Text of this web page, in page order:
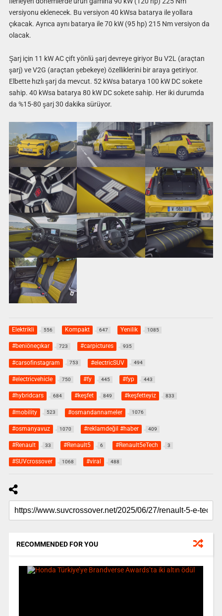
versiyonu eklenecek. Bu versiyon 40 kWsa batarya ile yollara
çıkacak. Ayrıca aynı batarya ile 70 kW (95 hp) 215 Nm versiyon da
olacak.
Şarj için 11 kW AC çift yönlü şarj devreye giriyor Bu V2L (araçtan
şarj) ve V2G (araçtan şebekeye) özelliklerini bir araya getiriyor.
Elbette hızlı şarj da mevcut. 52 kWsa batarya 100 kW DC sokete
sahip. 40 kWsa batarya 80 kW DC sokete sahip. Her iki durumda
da %15-80 şarj 30 dakika sürüyor.
Elektrikli 556 Kompakt 647 Yenilik 1085
#beniöneçıkar 723 #carpictures 935
#carsofinstagram 753 #electricSUV 494
#electricvehicle 750 #fy 445 #fyp 443
#hybridcars 684 #keşfet 849 #keşfetteyiz 833
#mobility 523 #osmandannameler 1076
#osmanyavuz 1070 #reklamdeğil #haber 409
#Renault 33 #Renault5 6 #Renault5eTech 3
#SUVcrossover 1068 #viral 488
RECOMMENDED FOR YOU